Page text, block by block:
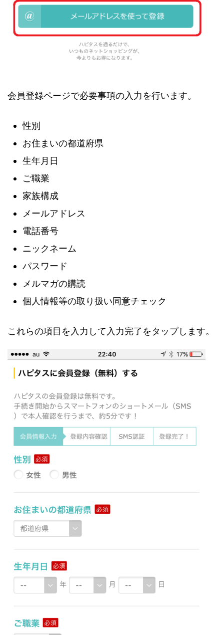
会員登録ページで必要事項の入力を行います。
性別
お住まいの都道府県
生年月日
ご職業
家族構成
メールアドレス
電話番号
ニックネーム
パスワード
メルマガの購読
個人情報等の取り扱い同意チェック
これらの項目を入力して入力完了をタップします。